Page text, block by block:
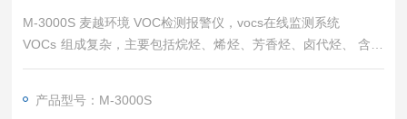
M-3000S 麦越环境 VOC检测报警仪，vocs在线监测系统
VOCs 组成复杂，主要包括烷烃、烯烃、芳香烃、卤代烃、 含氧
烃、氮烃、硫烃、低沸点多环芳烃等。其中常见的 VOCs 种类有
产品型号：M-3000S